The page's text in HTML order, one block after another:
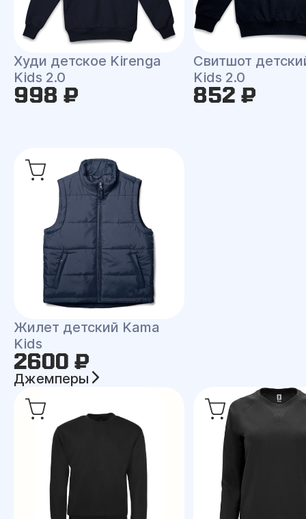
Худи детское Kirenga
Kids 2.0
998 ₽
Свитшот
Kids 2.0
852 ₽
Жилет детский Kama
Kids
2600 ₽
Джемперы